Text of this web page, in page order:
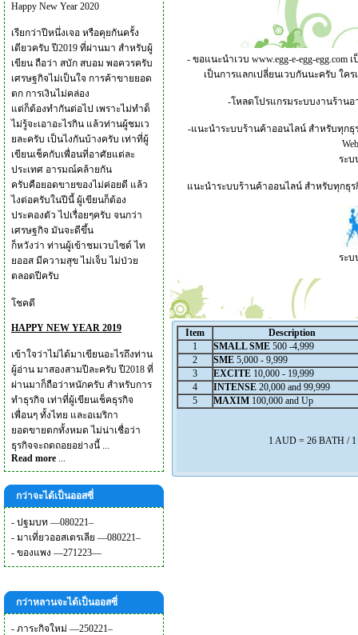
Happy New Year 2020
เรียกว่าปีหนึ่งเจอ หรือคุยกันครั้ง
เดียวครับ ปี2019 ที่ผ่านมา สำหรับผู้
เขียน ถือว่า สบัก สบอม พอควรครับ
เศรษฐกิจไม่เป็นใจ การค้าขายยอด
ตก การเงินไม่คล่อง
แต่ก็ต้องทำกันต่อไป เพราะไม่ทำด็
ไม่รู้จะเอาอะไรกิน แล้วท่านผู้ชมเว
ยละครับ เป็นไงกันบ้างครับ เท่าที่ผู้
เขียนเช็คกับเพื่อนที่อาศัยแต่ละ
ประเทศ อารมณ์คล้ายกัน
ครับคือยอดขายของไม่ค่อยดี แล้ว
ไงต่อครับในปีนี้ ผู้เขียนก็ต้อง
ประคองตัว ไปเรื่อยๆครับ จนกว่า
เศรษฐกิจ มันจะดีขึ้น
ก็หวังว่า ท่านผู้เข้าชมเวบไซด์ ไท
ยออส มีความสุข ไม่เจ็บ ไม่ป่วย
ตลอดปีครับ
โชคดี
HAPPY NEW YEAR 2019
เข้าใจว่าไม่ได้มาเขียนอะไรถึงท่าน
ผู้อ่าน มาสองสามปีละครับ ปี2018 ที่
ผ่านมาก็ถือว่าหนักครับ สำหรับการ
ทำธุรกิจ เท่าที่ผู้เขียนเช็คธุรกิจ
เพื่อนๆ ทั้งไทย และอเมริกา
ยอดขายตกทั้งหมด ไม่น่าเชื่อว่า
ธุรกิจจะถดถอยอย่างนี้ ...
Read more ...
กว่าจะได้เป็นออสซี่
- ปฐมบท —080221–
- มาเที่ยวออสเตรเลีย —080221–
- ของแพง —271223—
กว่าหลานจะได้เป็นออสซี่
- ภาระกิจใหม่ —250221–
- ขอแนะนำเวบ www.egg-e-egg-egg.comเ
เป็นการแลกเปลี่ยนเวบกันนะครับ ใค
-โหลดโปรแกรมระบบงานร้านอ
-แนะนำระบบร้านค้าออนไลน์ สำหรับทุกธุ
ระบ
แนะนำระบบร้านค้าออนไลน์ สำหรับทุกธุ
ระบ
Item
Description
1
SMALL SME 500 -4,999
2
SME 5,000 - 9,999
3
EXCITE 10,000 - 19,999
4
INTENSE 20,000 and 99,999
5
MAXIM 100,000 and Up
1 AUD = 26 BATH /